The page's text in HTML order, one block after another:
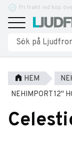
Meny
Fri frakt vid köp
Reparationer och
HEM
NEHIMPORT 12"